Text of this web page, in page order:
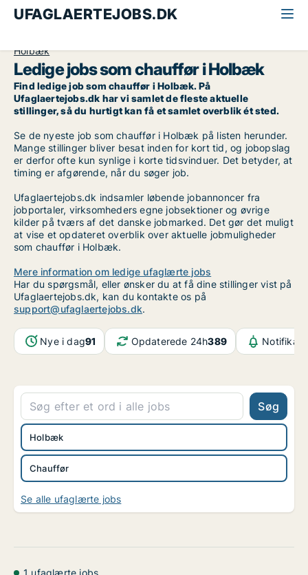
UFAGLAERTEJOBS.DK
Holbæk
Ledige jobs som chauffør i Holbæk
Find ledige job som chauffør i Holbæk. På
Ufaglaertejobs.dk har vi samlet de fleste aktuelle
stillinger, så du hurtigt kan få et samlet overblik ét sted.
Se de nyeste job som chauffør i Holbæk på listen herunder.
Mange stillinger bliver besat inden for kort tid, og jobopslag
er derfor ofte kun synlige i korte tidsvinduer. Det betyder, at
timing er afgørende, når du søger job.
Ufaglaertejobs.dk indsamler løbende jobannoncer fra
jobportaler, virksomheders egne jobsektioner og øvrige
kilder på tværs af det danske jobmarked. Det gør det muligt
at vise et opdateret overblik over aktuelle jobmuligheder
som chauffør i Holbæk.
Mere information om ledige ufaglærte jobs
Har du spørgsmål, eller ønsker du at få dine stillinger vist på
Ufaglaertejobs.dk, kan du kontakte os på
support@ufaglaertejobs.dk.
Nye i dag91 Opdaterede 24h389
Søg
Chauffør
Holbæk
Se alle ufaglærte jobs